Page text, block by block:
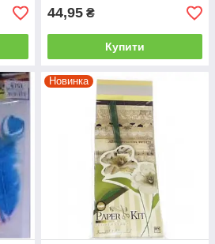
44,95 ₴
Купити
Новинка